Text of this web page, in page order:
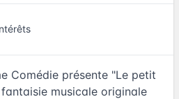
Comédie présente "Le petit
musicale originale